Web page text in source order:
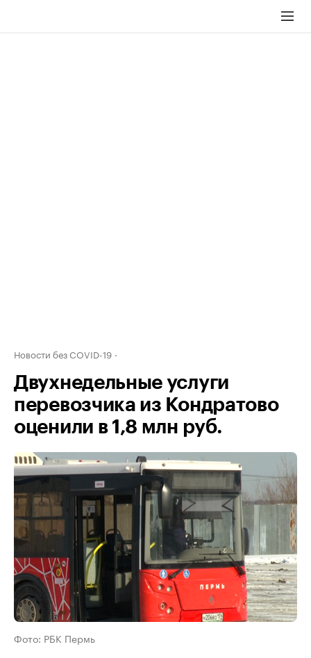
Новости без COVID-19
Двухнедельные услуги
перевозчика из Кондратово
оценили в 1,8 млн руб.
Фото: РБК Пермь